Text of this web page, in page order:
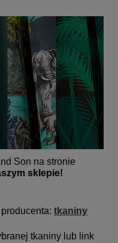
Son na stronie
sklepie!
tkaniny
tkaniny lub link